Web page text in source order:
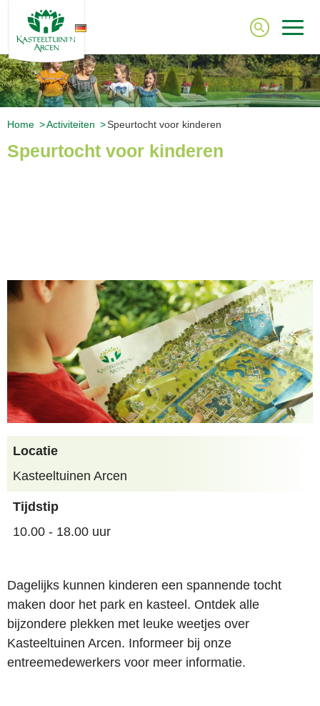
DE
Home Activiteiten Speurtocht voor kinderen
Speurtocht voor kinderen
Locatie
Kasteeltuinen Arcen
Tijdstip
10.00 - 18.00 uur
Dagelijks kunnen kinderen een spannende tocht
maken door het park en kasteel. Ontdek alle
bijzondere plekken met leuke weetjes over
Kasteeltuinen Arcen. Informeer bij onze
entreemedewerkers voor meer informatie.